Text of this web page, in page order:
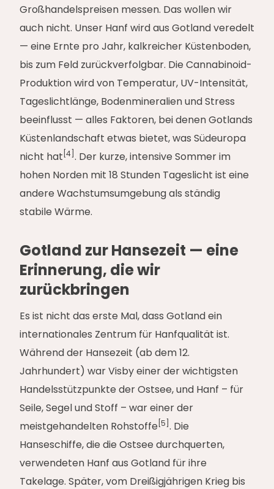
Großhandelspreisen messen. Das wollen wir
auch nicht. Unser Hanf wird aus Gotland veredelt
— eine Ernte pro Jahr, kalkreicher Küstenboden,
bis zum Feld zurückverfolgbar. Die Cannabinoid-
Produktion wird von Temperatur, UV-Intensität,
Tageslichtlänge, Bodenmineralien und Stress
beeinflusst — alles Faktoren, bei denen Gotlands
Küstenlandschaft etwas bietet, was Südeuropa
nicht hat [4] . Der kurze, intensive Sommer im
hohen Norden mit 18 Stunden Tageslicht ist eine
andere Wachstumsumgebung als ständig
stabile Wärme.
Gotland zur Hansezeit — eine
Erinnerung, die wir
zurückbringen
Es ist nicht das erste Mal, dass Gotland ein
internationales Zentrum für Hanfqualität ist.
Während der Hansezeit (ab dem 12.
Jahrhundert) war Visby einer der wichtigsten
Handelsstützpunkte der Ostsee, und Hanf – für
Seile, Segel und Stoff – war einer der
meistgehandelten Rohstoffe [5] . Die
Hanseschiffe, die die Ostsee durchquerten,
verwendeten Hanf aus Gotland für ihre
Takelage. Später, vom Dreißigjährigen Krieg bis